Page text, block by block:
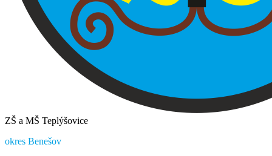
ZŠ a MŠ Teplýšovice
okres Benešov